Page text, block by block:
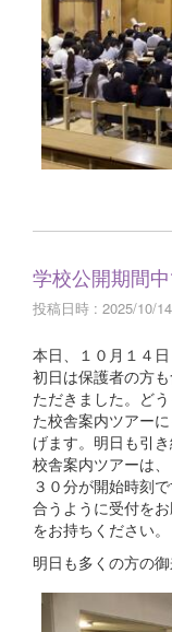
学校公開期間
投稿日時 : 2025/10/14
本日、１０月１４
初日は保護者の方
ただきました。ど
た校舎案内ツアー
げます。明日も引
校舎案内ツアーは
３０分が開始時刻
合うように受付を
をお持ちください。
明日も多くの方の